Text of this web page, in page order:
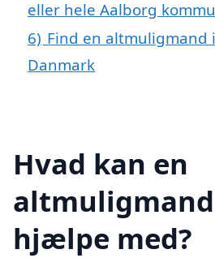
eller hele Aalborg
6) Find en altmuligmand
Danmark
Hvad kan en
hjælpe med?